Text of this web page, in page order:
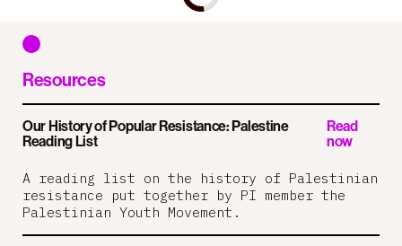
Resources
Our History of Popular Resistance: Palestine
Reading List
Read
now
A reading list on the history of Palestinian
resistance put together by PI member the
Palestinian Youth Movement.